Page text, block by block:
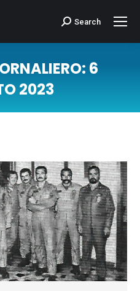
Cerca:Search
6
2023